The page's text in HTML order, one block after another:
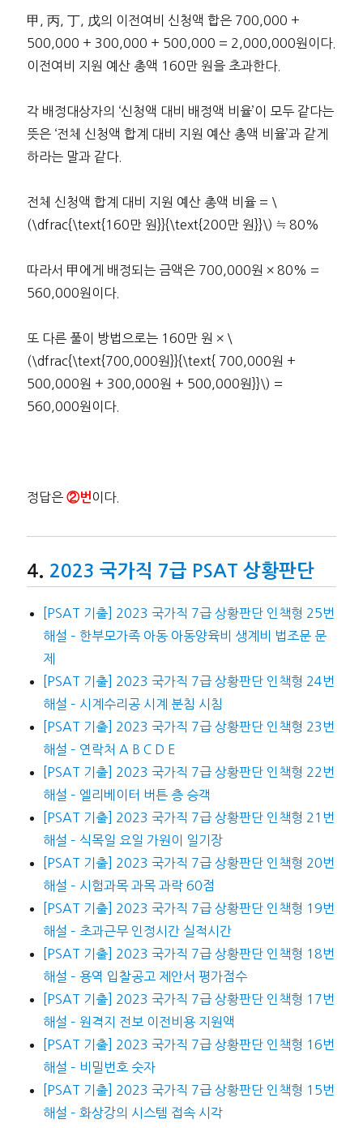
甲, 丙, 丁, 戊의 이전여비 신청액 합은 700,000 +
500,000 + 300,000 + 500,000 = 2,000,000원이다.
이전여비 지원 예산 총액 160만 원을 초과한다.
각 배정대상자의 ‘신청액 대비 배정액 비율’이 모두 같다는
뜻은 ‘전체 신청액 합계 대비 지원 예산 총액 비율’과 같게
하라는 말과 같다.
전체 신청액 합계 대비 지원 예산 총액 비율 = \
(\dfrac{\text{160만 원}}{\text{200만 원}}\) ≒ 80%
따라서 甲에게 배정되는 금액은 700,000원 × 80% =
560,000원이다.
또 다른 풀이 방법으로는 160만 원 × \
(\dfrac{\text{700,000원}}{\text{ 700,000원 +
500,000원 + 300,000원 + 500,000원}}\) =
560,000원이다.
정답은②번 이다.
2023 국가직 7급 PSAT 상황판단
[PSAT 기출] 2023 국가직 7급 상황판단 인책형 25번
해설 – 한부모가족 아동 아동양육비 생계비 법조문 문
제
[PSAT 기출] 2023 국가직 7급 상황판단 인책형 24번
해설 – 시계수리공 시계 분침 시침
[PSAT 기출] 2023 국가직 7급 상황판단 인책형 23번
해설 – 연락처 A B C D E
[PSAT 기출] 2023 국가직 7급 상황판단 인책형 22번
해설 – 엘리베이터 버튼 층 승객
[PSAT 기출] 2023 국가직 7급 상황판단 인책형 21번
해설 – 식목일 요일 가원이 일기장
[PSAT 기출] 2023 국가직 7급 상황판단 인책형 20번
해설 – 시험과목 과목 과락 60점
[PSAT 기출] 2023 국가직 7급 상황판단 인책형 19번
해설 – 초과근무 인정시간 실적시간
[PSAT 기출] 2023 국가직 7급 상황판단 인책형 18번
해설 – 용역 입찰공고 제안서 평가점수
[PSAT 기출] 2023 국가직 7급 상황판단 인책형 17번
해설 – 원격지 전보 이전비용 지원액
[PSAT 기출] 2023 국가직 7급 상황판단 인책형 16번
해설 – 비밀번호 숫자
[PSAT 기출] 2023 국가직 7급 상황판단 인책형 15번
해설 – 화상강의 시스템 접속 시각